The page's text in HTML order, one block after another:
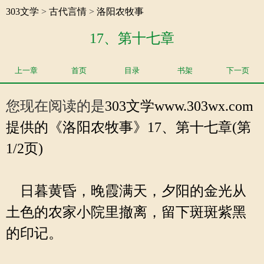
303文学 > 古代言情 > 洛阳农牧事
17、第十七章
上一章 首页 目录 书架 下一页
您现在阅读的是303文学www.303wx.com
提供的《洛阳农牧事》17、第十七章(第
1/2页)
日暮黄昏，晚霞满天，夕阳的金光从
土色的农家小院里撤离，留下斑斑紫黑
的印记。